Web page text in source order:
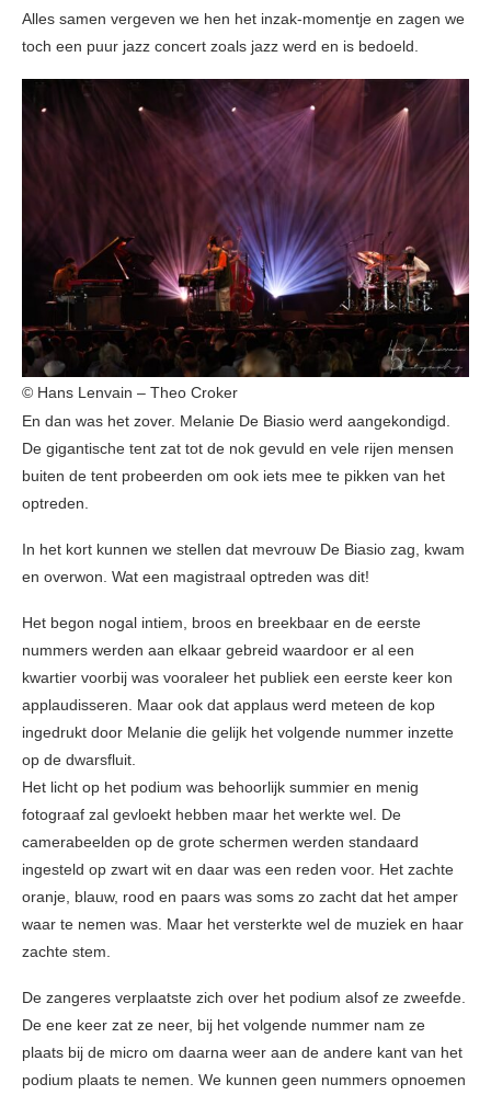
Alles samen vergeven we hen het inzak-momentje en zagen we
toch een puur jazz concert zoals jazz werd en is bedoeld.
© Hans Lenvain – Theo Croker
En dan was het zover. Melanie De Biasio werd aangekondigd.
De gigantische tent zat tot de nok gevuld en vele rijen mensen
buiten de tent probeerden om ook iets mee te pikken van het
optreden.
In het kort kunnen we stellen dat mevrouw De Biasio zag, kwam
en overwon. Wat een magistraal optreden was dit!
Het begon nogal intiem, broos en breekbaar en de eerste
nummers werden aan elkaar gebreid waardoor er al een
kwartier voorbij was vooraleer het publiek een eerste keer kon
applaudisseren. Maar ook dat applaus werd meteen de kop
ingedrukt door Melanie die gelijk het volgende nummer inzette
op de dwarsfluit.
Het licht op het podium was behoorlijk summier en menig
fotograaf zal gevloekt hebben maar het werkte wel. De
camerabeelden op de grote schermen werden standaard
ingesteld op zwart wit en daar was een reden voor. Het zachte
oranje, blauw, rood en paars was soms zo zacht dat het amper
waar te nemen was. Maar het versterkte wel de muziek en haar
zachte stem.
De zangeres verplaatste zich over het podium alsof ze zweefde.
De ene keer zat ze neer, bij het volgende nummer nam ze
plaats bij de micro om daarna weer aan de andere kant van het
podium plaats te nemen. We kunnen geen nummers opnoemen